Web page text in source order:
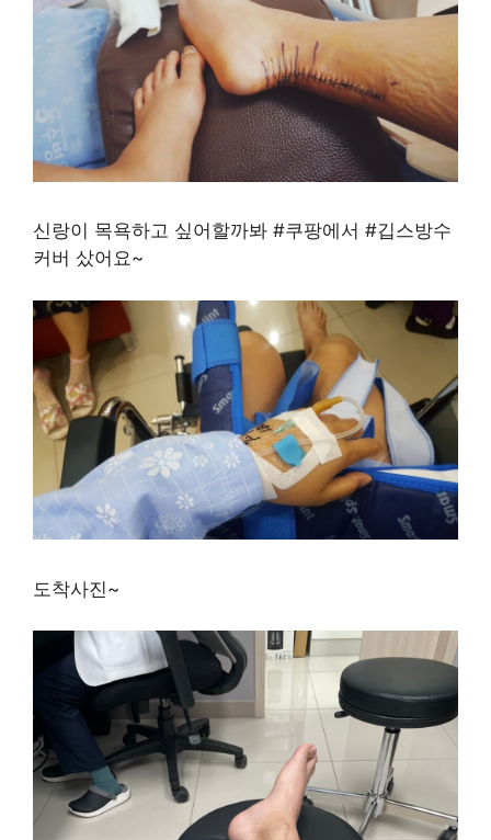
신랑이 목욕하고 싶어할까봐 #쿠팡에서 #깁스방수
커버 샀어요~
도착사진~